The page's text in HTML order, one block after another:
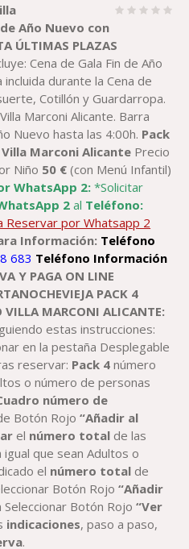
deAño Nuevo con
ÚLTIMAS PLAZAS
Cena de Gala Fin de Año
durante la Cena de
Cotillón y Guardarropa.
Marconi Alicante. Barra
Nuevo hasta las 4:00h. Pack
Villa Marconi Alicante Precio
Niño 50 € (con Menú Infantil)
WhatsApp 2: *Solicitar
2al Teléfono:
Reservar por Whatsapp 2
Información: Teléfono
683 Teléfono Información
Y PAGA ON LINE
PACK 4
VILLA MARCONI ALICANTE:
estas instrucciones:
en la pestaña Desplegable
reservar: Pack 4 número
o número de personas
número de
Botón Rojo“Añadir al
el número total de las
igual que sean Adultos o
el número total de
Botón Rojo“Añadir
Seleccionar Botón Rojo“Ver
indicaciones, paso a paso,
.